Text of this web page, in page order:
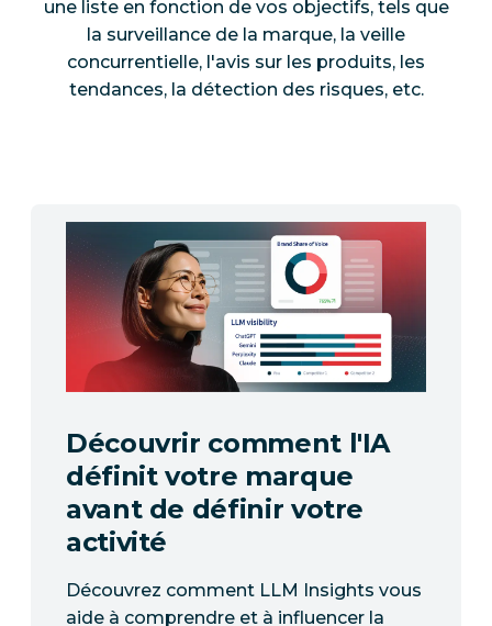
une liste en fonction de vos objectifs, tels que
la surveillance de la marque, la veille
concurrentielle, l'avis sur les produits, les
tendances, la détection des risques, etc.
Découvrir comment l'IA
définit votre marque
avant de définir votre
activité
Découvrez comment LLM Insights vous
aide à comprendre et à influencer la